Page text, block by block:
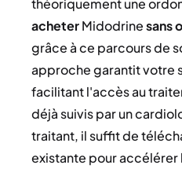
théoriquement une
acheterMidodrinesans
grâce à ce parcours de
approche garantit votre
facilitant l'accès au
déjà suivis par un
traitant, il suffit de
existante pour accélérer